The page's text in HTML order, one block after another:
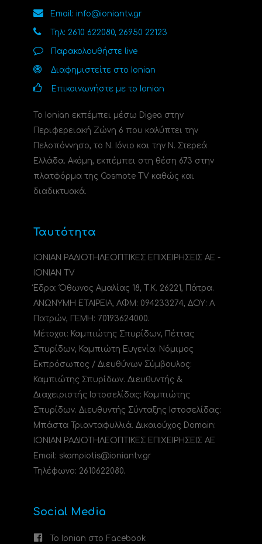
Email: info@ioniantv.gr
Τηλ: 2610 622080, 26950 22123
Παρακολουθήστε live
Διαφημιστείτε στο Ionian
Επικοινωνήστε με το Ionian
Το Ionian εκπέμπει μέσω Digea στην
Περιφερειακή Ζώνη 6 που καλύπτει την
Πελοπόννησο, το N. Ιόνιο και την Ν. Στερεά
Ελλάδα. Ακόμη, εκπέμπει στη θέση 673 στην
πλατφόρμα της Cosmote TV καθώς και
διαδικτυακά.
Ταυτότητα
ΙΟΝΙΑΝ ΡΑΔΙΟΤΗΛΕΟΠΤΙΚΕΣ ΕΠΙΧΕΙΡΗΣΕΙΣ ΑΕ -
IONIAN TV
Έδρα: Όθωνος Αμαλίας 18, Τ.Κ. 26221, Πάτρα.
ΑΝΩΝΥΜΗ ΕΤΑΙΡΕΙΑ, ΑΦΜ: 094233274, ΔΟΥ: A
Πατρών, ΓΕΜΗ: 70193624000.
Μέτοχοι: Καμπιώτης Σπυρίδων, Πέττας
Σπυρίδων, Καμπιώτη Ευγενία. Νόμιμος
Εκπρόσωπος / Διευθύνων Σύμβουλος:
Καμπιώτης Σπυρίδων. Διευθυντής &
Διαχειριστής Ιστοσελίδας: Καμπιώτης
Σπυρίδων. Διευθυντής Σύνταξης Ιστοσελίδας:
Μπάστα Τριανταφυλλιά. Δικαιούχος Domain:
ΙΟΝΙΑΝ ΡΑΔΙΟΤΗΛΕΟΠΤΙΚΕΣ ΕΠΙΧΕΙΡΗΣΕΙΣ ΑΕ
Email: skampiotis@ioniantv.gr
Τηλέφωνο: 2610622080.
Social Media
Το Ionian στο Facebook